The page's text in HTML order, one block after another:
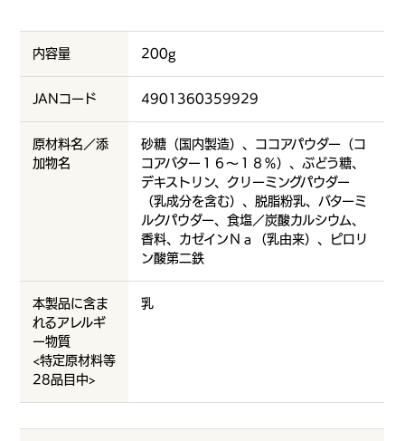
内容量 200g
JANコード 4901360359929
原材料名／添
加物名
砂糖（国内製造）、ココアパウダー（コ
コアバター１６～１８％）、ぶどう糖、
デキストリン、クリーミングパウダー
（乳成分を含む）、脱脂粉乳、バターミ
ルクパウダー、食塩／炭酸カルシウム、
香料、カゼインＮａ（乳由来）、ピロリ
ン酸第二鉄
本製品に含ま
れるアレルギ
ー物質
<特定原材料等
28品目中>
乳